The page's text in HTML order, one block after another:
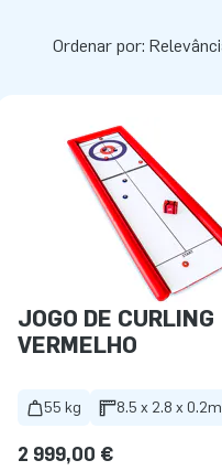
Ordenar por:
JOGO DE CURLING
VERMELHO
55 kg 8.5 x 2.8 x 0.2m
2 999,00 €